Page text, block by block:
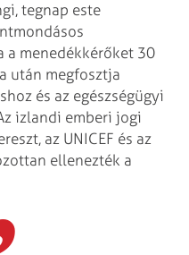
tegnap este
a menedékkérőket 30
után megfosztja
és az egészségügyi
izlandi emberi jogi
az UNICEF és az
ellenezték a